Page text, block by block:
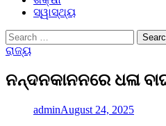
ସ୍ୱାସ୍ଥ୍ୟ
Search
for:
ରାଜ୍ୟ
ନନ୍ଦନକାନନରେ ଧଳା
adminAugust 24, 2025